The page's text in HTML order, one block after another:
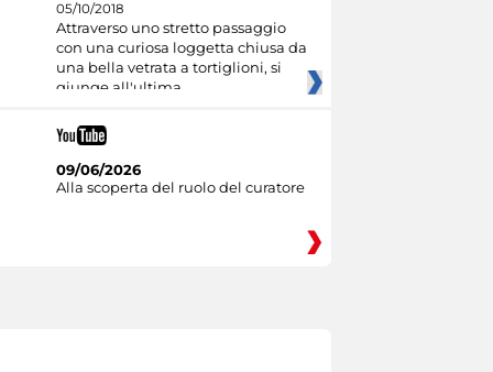
05/10/2018
Attraverso uno stretto passaggio
con una curiosa loggetta chiusa da
una bella vetrata a tortiglioni, si
giunge all'ultima
09/06/2026
Alla scoperta del ruolo del curatore